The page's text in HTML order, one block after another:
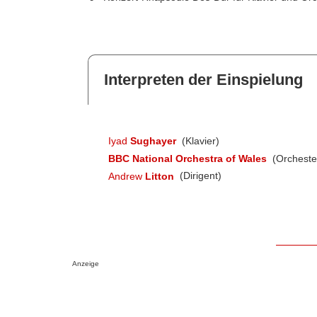
Interpreten der Einspielung
Iyad Sughayer (Klavier)
BBC National Orchestra of Wales
Andrew Litton (Dirigent)
Anzeige